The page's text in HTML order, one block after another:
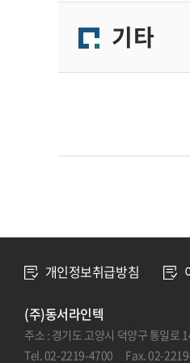
기타
개인정보취급방침
(주)동서라인텍
주소 : 경기도 고양시 덕양구 통일로
Tel. 02-2219-4700 Fax. 02-